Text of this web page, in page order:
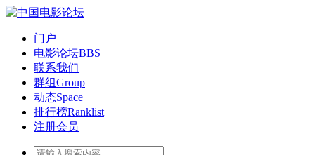
门户
电影论坛BBS
联系我们
群组Group
动态Space
排行榜Ranklist
注册会员